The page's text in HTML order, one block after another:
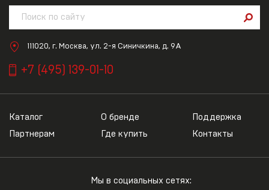
111020, г. Москва, ул. 2-я Синичкина, д. 9А
+7 (495) 139-01-10
Каталог О бренде
Поддержка
Партнерам
Где купить Контакты
Мы в социальных сетях: